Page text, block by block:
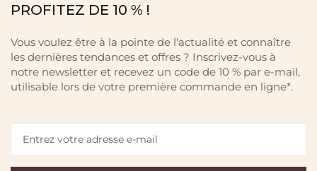
PROFITEZ DE 10 % !
Vous voulez être à la pointe de l'actualité et connaître
les dernières tendances et offres ? Inscrivez-vous à
notre newsletter et recevez un code de 10 % par e-mail,
utilisable lors de votre première commande en ligne*.